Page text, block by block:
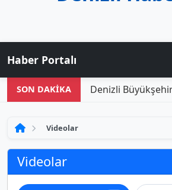
Haber Portalı
SON DAKİKA Denizli Büyükşehir
Videolar
Videolar